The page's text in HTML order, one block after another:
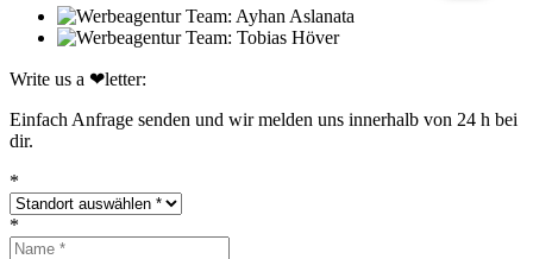
Write us a ❤letter:
Einfach Anfrage senden und wir melden uns innerhalb von 24 h bei
dir.
*
*